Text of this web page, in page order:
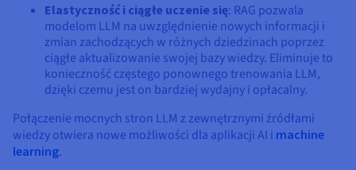
Elastyczność i ciągłe uczenie się: RAG pozwala
modelom LLM na uwzględnienie nowych informacji i
zmian zachodzących w różnych dziedzinach poprzez
ciągłe aktualizowanie swojej bazy wiedzy. Eliminuje to
konieczność częstego ponownego trenowania LLM,
dzięki czemu jest on bardziej wydajny i opłacalny.
Połączenie mocnych stron LLM z zewnętrznymi źródłami
wiedzy otwiera nowe możliwości dla aplikacji AI i machine
learning.